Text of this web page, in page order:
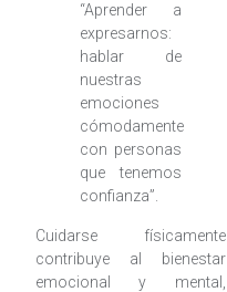
“Aprender a
expresarnos:
hablar de
nuestras
emociones
cómodamente
con personas
que tenemos
confianza”.
Cuidarse físicamente
contribuye al bienestar
emocional y mental,